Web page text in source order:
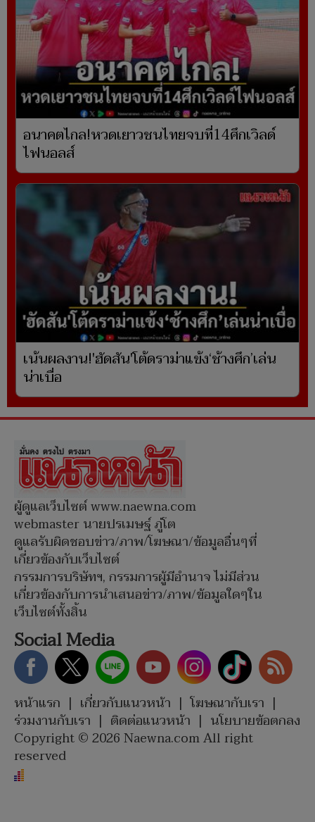
อนาคตไกล!หวดเยาวชนไทยจบที่14ศึกเวิลด์
ไฟนอลส์
เน้นผลงาน!'ฮัดสัน'โต้ดราม่าแข้ง‘ช้างศึก’เล่น
น่าเบื่อ
ผู้ดูแลเว็บไซต์ www.naewna.com
webmaster นายปรเมษฐ์ ภู่โต
ดูแลรับผิดชอบข่าว/ภาพ/โฆษณา/ข้อมูลอื่นๆที่
เกี่ยวข้องกับเว็บไซต์
กรรมการบริษัทฯ, กรรมการผู้มีอำนาจ ไม่มีส่วน
เกี่ยวข้องกับการนำเสนอข่าว/ภาพ/ข้อมูลใดๆใน
เว็บไซต์ทั้งสิ้น
Social Media
หน้าแรก | เกี่ยวกับแนวหน้า | โฆษณากับเรา |
ร่วมงานกับเรา | ติดต่อแนวหน้า | นโยบายข้อตกลง
Copyright © 2026 Naewna.com All right
reserved